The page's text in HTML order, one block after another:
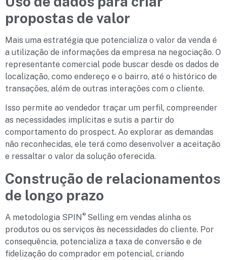
propostas de valor
Mais uma estratégia que potencializa o valor da venda é
a utilização de informações da empresa na negociação. O
representante comercial pode buscar desde os dados de
localização, como endereço e o bairro, até o histórico de
transações, além de outras interações com o cliente.
Isso permite ao vendedor traçar um perfil, compreender
as necessidades implícitas e sutis a partir do
comportamento do prospect. Ao explorar as demandas
não reconhecidas, ele terá como desenvolver a aceitação
e ressaltar o valor da solução oferecida.
Construção de relacionamentos
de longo prazo
A metodologia SPIN® Selling em vendas alinha os
produtos ou os serviços às necessidades do cliente. Por
consequência, potencializa a taxa de conversão e de
fidelização do comprador em potencial, criando